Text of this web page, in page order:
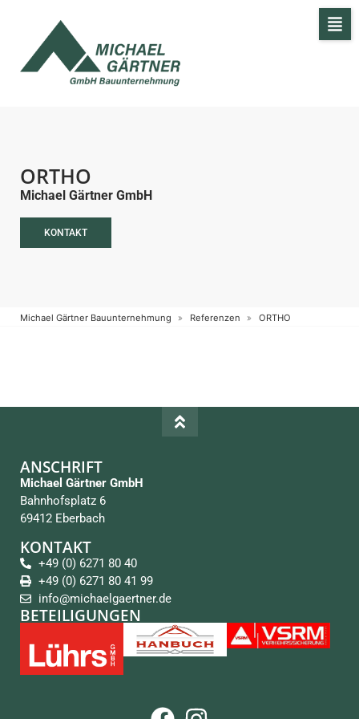
ORTHO
Michael Gärtner GmbH
KONTAKT
Michael Gärtner Bauunternehmung Referenzen ORTHO
ANSCHRIFT
Michael Gärtner GmbH
Bahnhofsplatz 6
69412 Eberbach
KONTAKT
+49 (0) 6271 80 40
+49 (0) 6271 80 41 99
info@michaelgaertner.de
BETEILIGUNGEN